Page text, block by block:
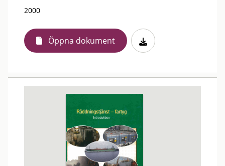
2000
Öppna dokument